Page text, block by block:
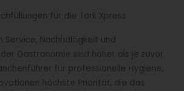
für die Tork Xpress
Service, Nachhaltigkeit und
Gastronomie sind höher als je zuvor.
für professionelle Hygiene,
höchste Priorität, die das